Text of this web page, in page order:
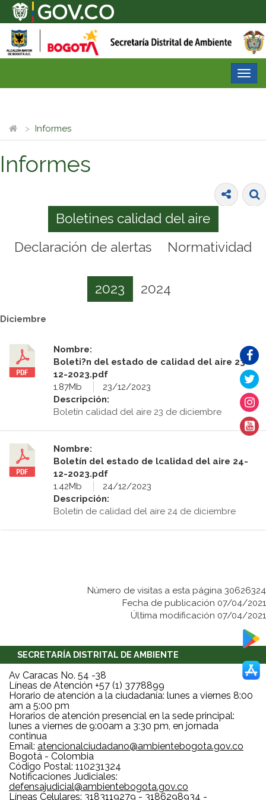
Informes
Informes
Boletines calidad del aire
Declaración de alertas
Normatividad
2023 2024
Diciembre
Nombre:
Boleti?n del estado de calidad del aire 23-
12-2023.pdf
1.87Mb
23/12/2023
Descripción:
Boletín calidad del aire 23 de diciembre
Nombre:
Boletín del estado de lcalidad del aire 24-
12-2023.pdf
1.42Mb
24/12/2023
Descripción:
Boletín de calidad del aire 24 de diciembre
Número de visitas a esta página 30626324
Fecha de publicación 07/04/2021
Última modificación 07/04/2021
SECRETARÍA DISTRITAL DE AMBIENTE
Av Caracas No. 54 -38
Líneas de Atención +57 (1) 3778899
Horario de atención a la ciudadanía: lunes a viernes 8:00
am a 5:00 pm
Horarios de atención presencial en la sede principal:
lunes a viernes de 9:00am a 3:30 pm, en jornada
continua
Email: atencionalciudadano@ambientebogota.gov.co
Bogotá - Colombia
Código Postal: 110231324
Notificaciones Judiciales:
defensajudicial@ambientebogota.gov.co
Líneas Celulares: 3183119279 - 3186298934 -